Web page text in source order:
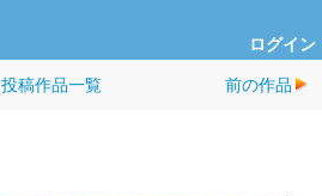
ログイン
投稿作品一覧 前の作品